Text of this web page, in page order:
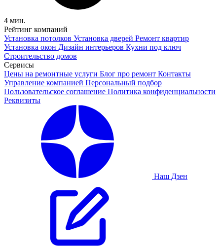
4 мин.
Рейтинг компаний
Установка потолков Установка дверей Ремонт квартир
Установка окон Дизайн интерьеров Кухни под ключ
Строительство домов
Сервисы
Цены на ремонтные услуги Блог про ремонт Контакты
Управление компанией Персональный подбор
Пользовательское соглашение Политика конфиденциальности
Реквизиты
Наш Дзен